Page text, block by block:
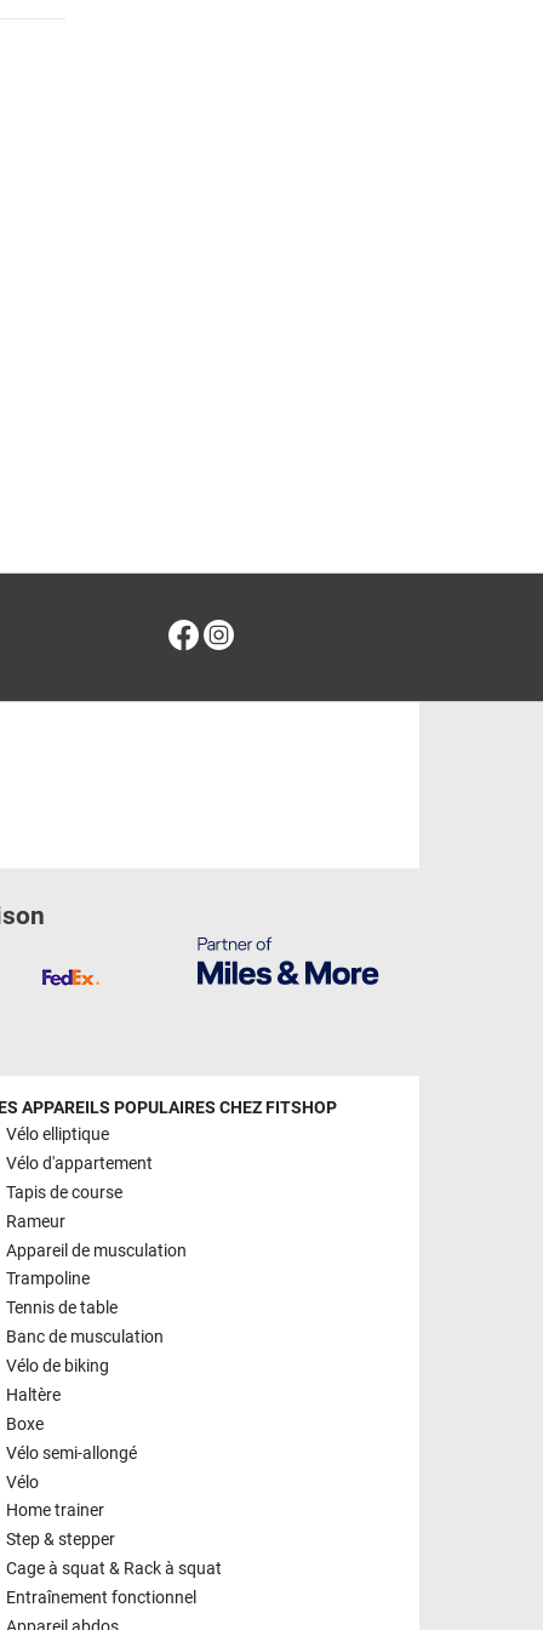
Facebook
APPAREILS POPULAIRES CHEZ FITSHOP
Vélo elliptique
Vélo d'appartement
Tapis de course
Rameur
Appareil de musculation
Trampoline
Tennis de table
Banc de musculation
Vélo de biking
Haltère
Boxe
Vélo semi-allongé
Vélo
Home trainer
Step & stepper
Cage à squat & Rack à squat
Entraînement fonctionnel